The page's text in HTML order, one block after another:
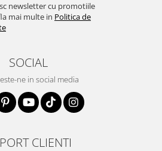
newsletter cu promotiile
mai multe in Politica de
SOCIAL
ne in social media
CLIENTI